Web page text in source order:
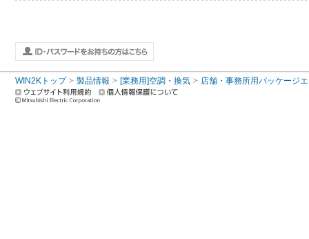
WIN2Kトップ 製品情報 [業務用]空調・換気 店舗・事務所用パッケージ